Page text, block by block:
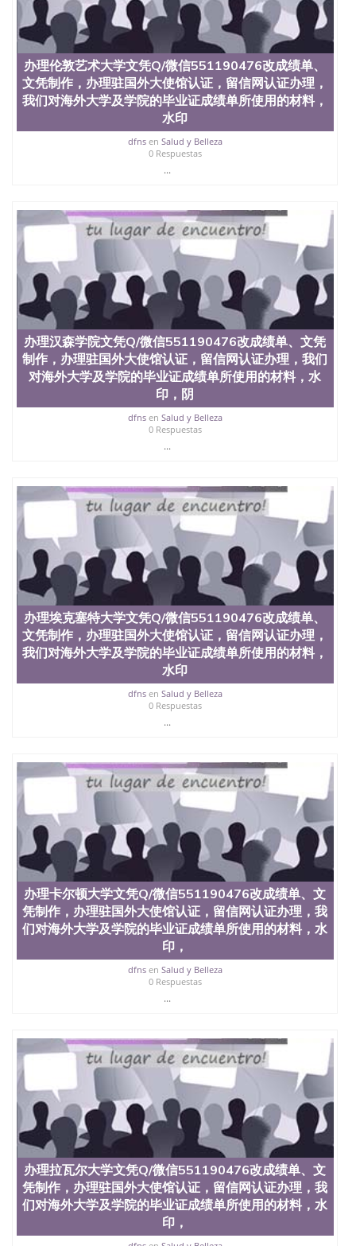
信息，给出操作方案； 2、补充毕业证成绩单等相关
材料； 3、留服注册申请账号，付定金； 4、预约递
交时间，公司人员陪同客户本人一起去留服递交材
料； 5、等待结果，完成结果书留服直接邮寄给客户
6、客户确认收到结果，付余款。 我们对海外大学及
学院的毕业证成绩单所使用的材料，尺寸大小，防伪
结构（包括：水印，阴影底纹，钢印LOGO烫金烫
银，LOGO烫金烫银复合重叠。 文字图案浮雕，激光
镭射，紫外荧光，温感，复印防伪）都有原版本文凭
对照。质量得到了广大海外客户群体的认可，同时和
海外学校留学中介， 同时能做到与时俱进，及时掌握
各大院校的（毕业证，成绩单，资格证，学生卡，结
寸大小，纸张材质，防伪技术等等，并在时间收集到
原版实物，以求达到客户的需求。 我们的优势： 我
们在保证合理定价的同时，坚持较高性价比，通过品
质和效率不断优化，为您倾情诠释什么是高性价比。
咨询顾问：Sam q/微信:551190476 Q/微
信:551190476办理毕业证成绩单、教育部认证,录取通
知书，雅思，留学回国证明.
公司专业制作、办理、仿制、成绩单文凭、改成绩、
教育部学历学位认证、毕业证、成绩单、文凭、学历
文凭、假文凭假毕业证假学历书制作、假制作、办
理、仿制学位证书、毕业证文凭、文凭毕业证、毕业
证认证、留服认证、使馆认证、使馆证明、使馆留学
回国人员证明、留学生认证、学历认证、文凭认证学
位认证、留学生学历认证、留学生学位认证、英国文
University）圣何塞州立大学毕业证（San Jose State
University）圣何塞州立大学毕业证（San Jose State
University）圣何塞州立大学成绩单（San Jose State
University）圣何塞州立大学成绩单（ San Jose State
University）圣何塞州立大学成绩单（San Jose State
University）成绩单圣何塞州立大学文凭（San Jose
State University）圣何塞州立大学（San Jose State
University）圣何塞州立大学（San Jose State
University）圣何塞州立大学（ San Jose State
University）圣何塞州立大学（San Jose State
University）圣何塞州立大学文凭（San Jose State
University）圣何塞州立大学文凭（San Jose State
University）文凭圣何塞州立大学文凭（San Jose
State University）圣何塞州立大学学历（ San Jose
State University）圣何塞州立大学学历（San Jose
State University）圣何塞州立大学学历（San Jose
State University）圣 塞州立大学学历（San Jose
University）圣何塞州立大学（San Jose State
University）圣何塞州立大学（San Jose State
University）圣何塞州立大学（San Jose State
University）圣何塞州立大学学位证（San Jose State
University）圣何塞州立大学学位证（San Jose State
University）圣何塞州立大学学位证（San Jose State
University）圣何塞州立大学（San Jose State
University）圣何塞州立大学（San Jose State
University）圣何塞州立大学（San Jose State
University）圣何塞州立大学（San Jose State
University）圣何塞州立大学学位证（San Jose State
University）圣何塞州立大学学位证（San Jose State
University）圣何塞州立大学结业证（San Jose State
University）圣何塞州立大学结业证（San Jose State
University）圣何塞州立大学结业证（San Jose State
University）圣何塞州立大学学位证（San Jose State
University）圣何塞州立大学学位证（San Jose State
Jose State University）圣何塞州立大学学历证书
（San Jose State University）澳洲读书未毕业找人做
文凭学位qq微信551190476澳洲读CQU中央昆士兰大
学学历 绩单购买学位证书/澳洲读本科硕士做文凭/购
买澳洲大学毕业证成绩单假文凭学历
offieUniversityofSouthernQueensland 澳洲读书未毕
业找人做文凭学位qq微信551190476澳洲读CQU中央
昆士兰大学学历成绩单购买学位证书/澳洲读本科硕
士做文凭/购买澳洲大学毕业证成绩单假文凭学历办
理华威大学文凭Q/微信551190476改成绩单、文凭制
作，办理驻国外大使馆认证，留信网认证办理，我们
对海外大学及学院的毕业证成绩单所使用的材料，水
印，阴影底纹，钢印LOGO烫金烫银，LOGO烫金烫银
办理伦敦艺术大学文凭Q/微信551190476改成绩单、
文凭制作，办理驻国外大使馆认证，留信网认证办理，
我们对海外大学及学院的毕业证成绩单所使用的材料，
水印
dfnsen Salud y Belleza
0 Respuestas
...
办理汉森学院文凭Q/微信551190476改成绩单、文凭
制作，办理驻国外大使馆认证，留信网认证办理，我们
对海外大学及学院的毕业证成绩单所使用的材料，水
印，阴
dfnsen Salud y Belleza
0 Respuestas
...
办理埃克塞特大学文凭Q/微信551190476改成绩单、
文凭制作，办理驻国外大使馆认证，留信网认证办理，
我们对海外大学及学院的毕业证成绩单所使用的材料，
水印
dfnsen Salud y Belleza
0 Respuestas
...
办理卡尔顿大学文凭Q/微信551190476改成绩单、文
凭制作，办理驻国外大使馆认证，留信网认证办理，我
们对海外大学及学院的毕业证成绩单所使用的材料，水
印，
dfnsen Salud y Belleza
0 Respuestas
...
办理拉瓦尔大学文凭Q/微信551190476改成绩单、文
凭制作，办理驻国外大使馆认证，留信网认证办理，我
们对海外大学及学院的毕业证成绩单所使用的材料，水
印，